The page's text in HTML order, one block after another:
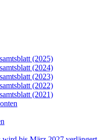
(2025)
(2024)
(2023)
(2022)
(2021)